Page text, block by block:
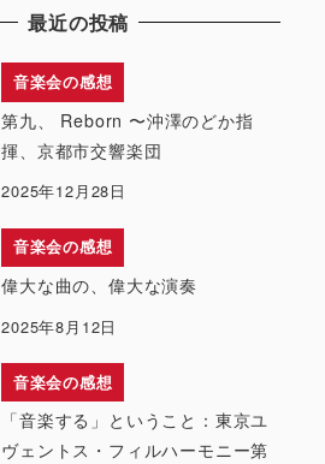
最近の投稿
音楽会の感想
第九、 Reborn 〜沖澤のどか指
揮、京都市交響楽団
2025年12月28日
音楽会の感想
偉大な曲の、偉大な演奏
2025年8月12日
音楽会の感想
「音楽する」ということ：東京ユ
ヴェントス・フィルハーモニー第